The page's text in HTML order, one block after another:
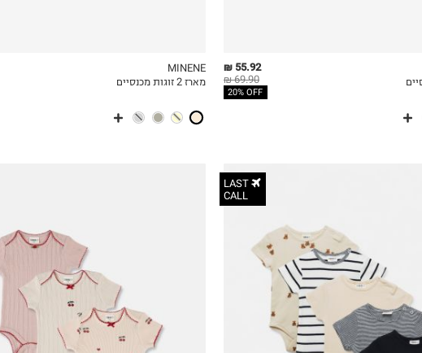
MY
55.92 ₪
69.90 ₪
20% OFF
MY LIST
MINENE
מארז 2 זוגות מכנסיים
LAST
CALL